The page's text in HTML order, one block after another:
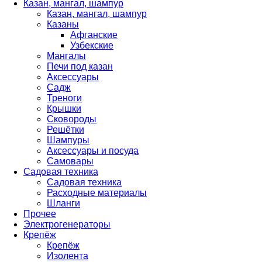
Казан, мангал, шампур
Казан, мангал, шампур
Казаны
Афганские
Узбекские
Мангалы
Печи под казан
Аксессуары
Садж
Треноги
Крышки
Сковороды
Решётки
Шампуры
Аксессуары и посуда
Самовары
Садовая техника
Садовая техника
Расходные материалы
Шланги
Прочее
Электрогенераторы
Крепёж
Крепёж
Изолента